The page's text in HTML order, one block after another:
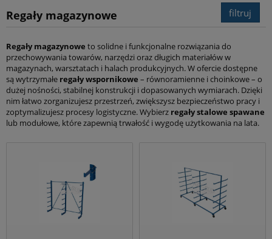
Regały magazynowe filtruj
Regały magazynowe to solidne i funkcjonalne rozwiązania do
przechowywania towarów, narzędzi oraz długich materiałów w
magazynach, warsztatach i halach produkcyjnych. W ofercie dostępne
są wytrzymałe regały wspornikowe – równoramienne i choinkowe – o
dużej nośności, stabilnej konstrukcji i dopasowanych wymiarach. Dzięki
nim łatwo zorganizujesz przestrzeń, zwiększysz bezpieczeństwo pracy i
zoptymalizujesz procesy logistyczne. Wybierz regały stalowe spawane
lub modułowe, które zapewnią trwałość i wygodę użytkowania na lata.